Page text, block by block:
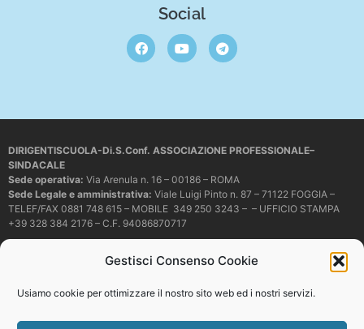
Gestisci Consenso Cookie
Usiamo cookie per ottimizzare il nostro sito web ed i nostri servizi.
Social
DIRIGENTISCUOLA-Di.S.Conf. ASSOCIAZIONE PROFESSIONALE–
SINDACALE
Sede operativa: Via Arenula n. 16 – 00186 – ROMA
Sede Legale e amministrativa: Viale Luigi Pinto n. 87 – 71122 FOGGIA –
TELEF/FAX 0881 748 615 – MOBILE 349 250 3243 – – UFFICIO STAMPA
+39 328 384 2176 – C.F. 94086870717
dirigentiscuola@pec.it
copiare o riprodurre in alcun modo i contenuti presenti in questo sito se non